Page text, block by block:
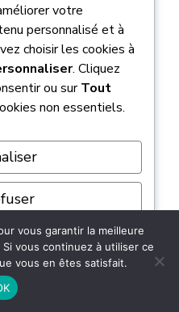
Genesis
la gamme avec la
un
le prix de
les plus
du monde.
dans un autre
diffuseur de parfum
automatique
amiral par
votre
personnalisé et à
choisir les cookies à
. Cliquez
ou surTout
non essentiels.
vous garantir la meilleure
vous continuez à utiliser ce
vous en êtes satisfait.